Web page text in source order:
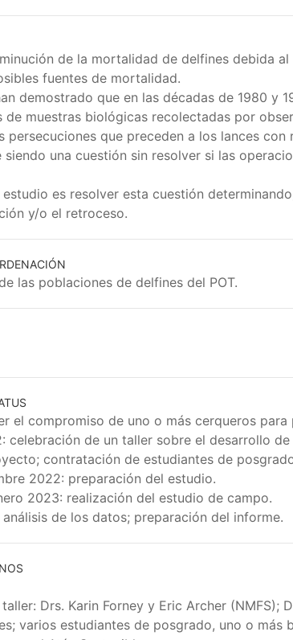
de la mortalidad de delfines debida
fuentes de mortalidad.
demostrado que en las décadas de 1980 y
de muestras biológicas recolectadas por
persecuciones que preceden a los lances con
siendo una cuestión sin resolver si las
es resolver esta cuestión
y/o el retroceso.
las poblaciones de delfines del POT.
el compromiso de uno o más cerqueros
celebración de un taller sobre el desarrollo
contratación de estudiantes de
2022: preparación del estudio.
2023: realización del estudio de campo.
de los datos; preparación del informe.
Drs. Karin Forney y Eric Archer (NMFS);
varios estudiantes de posgrado, uno o más